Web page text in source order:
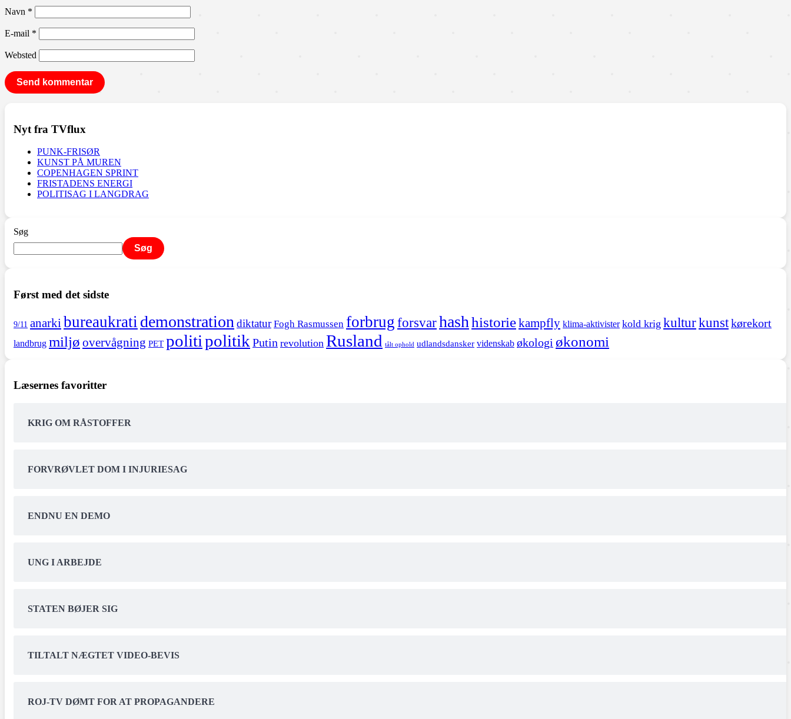
Navn *
E-mail *
Websted
Nyt fra TVflux
PUNK-FRISØR
KUNST PÅ MUREN
COPENHAGEN SPRINT
FRISTADENS ENERGI
POLITISAG I LANGDRAG
Søg
Søg
Først med det sidste
9/11 anarki bureaukrati demonstration diktatur Fogh Rasmussen forbrugforsvarhash historiekampfly klima-aktivister kold krig kulturkunstkørekort
landbrug miljø overvågning PET politipolitik Putin revolution Rusland tålt ophold udlandsdansker videnskab økologi økonomi
Læsernes favoritter
KRIG OM RÅSTOFFER
FORVRØVLET DOM I INJURIESAG
ENDNU EN DEMO
UNG I ARBEJDE
STATEN BØJER SIG
TILTALT NÆGTET VIDEO-BEVIS
ROJ-TV DØMT FOR AT PROPAGANDERE